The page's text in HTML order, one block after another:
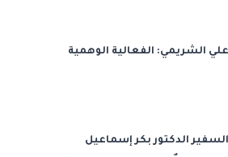
الشريمي: الفعالية الوهمية
الدكتور بكر إسماعيل